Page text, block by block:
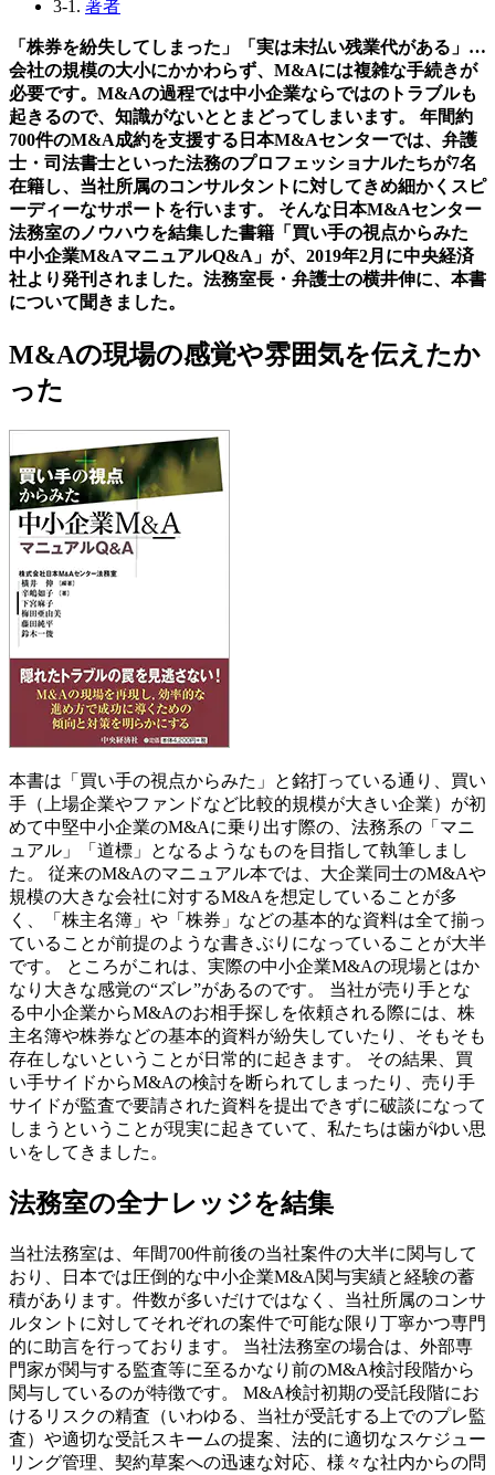
3-1. 著者
「株券を紛失してしまった」「実は未払い残業代がある」…
会社の規模の大小にかかわらず、M&Aには複雑な手続きが
必要です。M&Aの過程では中小企業ならではのトラブルも
起きるので、知識がないととまどってしまいます。 年間約
700件のM&A成約を支援する日本M&Aセンターでは、弁護
士・司法書士といった法務のプロフェッショナルたちが7名
在籍し、当社所属のコンサルタントに対してきめ細かくスピ
ーディーなサポートを行います。 そんな日本M&Aセンター
法務室のノウハウを結集した書籍「買い手の視点からみた
中小企業M&AマニュアルQ&A」が、2019年2月に中央経済
社より発刊されました。法務室長・弁護士の横井伸に、本書
について聞きました。
M&Aの現場の感覚や雰囲気を伝えたか
った
本書は「買い手の視点からみた」と銘打っている通り、買い
手（上場企業やファンドなど比較的規模が大きい企業）が初
めて中堅中小企業のM&Aに乗り出す際の、法務系の「マニ
ュアル」「道標」となるようなものを目指して執筆しまし
た。 従来のM&Aのマニュアル本では、大企業同士のM&Aや
規模の大きな会社に対するM&Aを想定していることが多
く、「株主名簿」や「株券」などの基本的な資料は全て揃っ
ていることが前提のような書きぶりになっていることが大半
です。 ところがこれは、実際の中小企業M&Aの現場とはか
なり大きな感覚の“ズレ”があるのです。 当社が売り手とな
る中小企業からM&Aのお相手探しを依頼される際には、株
主名簿や株券などの基本的資料が紛失していたり、そもそも
存在しないということが日常的に起きます。 その結果、買
い手サイドからM&Aの検討を断られてしまったり、売り手
サイドが監査で要請された資料を提出できずに破談になって
しまうということが現実に起きていて、私たちは歯がゆい思
いをしてきました。
法務室の全ナレッジを結集
当社法務室は、年間700件前後の当社案件の大半に関与して
おり、日本では圧倒的な中小企業M&A関与実績と経験の蓄
積があります。件数が多いだけではなく、当社所属のコンサ
ルタントに対してそれぞれの案件で可能な限り丁寧かつ専門
的に助言を行っております。 当社法務室の場合は、外部専
門家が関与する監査等に至るかなり前のM&A検討段階から
関与しているのが特徴です。 M&A検討初期の受託段階にお
けるリスクの精査（いわゆる、当社が受託する上でのプレ監
査）や適切な受託スキームの提案、法的に適切なスケジュー
リング管理、契約草案への迅速な対応、様々な社内からの問